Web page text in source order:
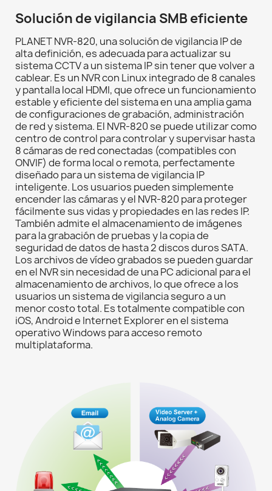
Solución de vigilancia SMB eficiente
PLANET NVR-820, una solución de vigilancia IP de
alta definición, es adecuada para actualizar su
sistema CCTV a un sistema IP sin tener que volver a
cablear. Es un NVR con Linux integrado de 8 canales
y pantalla local HDMI, que ofrece un funcionamiento
estable y eficiente del sistema en una amplia gama
de configuraciones de grabación, administración
de red y sistema. El NVR-820 se puede utilizar como
centro de control para controlar y supervisar hasta
8 cámaras de red conectadas (compatibles con
ONVIF) de forma local o remota, perfectamente
diseñado para un sistema de vigilancia IP
inteligente. Los usuarios pueden simplemente
encender las cámaras y el NVR-820 para proteger
fácilmente sus vidas y propiedades en las redes IP.
También admite el almacenamiento de imágenes
para la grabación de pruebas y la copia de
seguridad de datos de hasta 2 discos duros SATA.
Los archivos de vídeo grabados se pueden guardar
en el NVR sin necesidad de una PC adicional para el
almacenamiento de archivos, lo que ofrece a los
usuarios un sistema de vigilancia seguro a un
menor costo total. Es totalmente compatible con
iOS, Android e Internet Explorer en el sistema
operativo Windows para acceso remoto
multiplataforma.